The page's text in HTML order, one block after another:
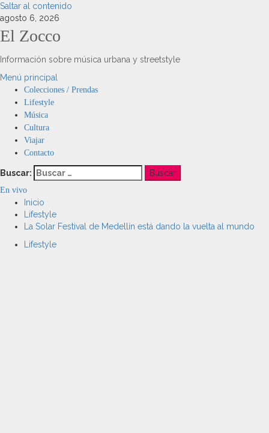
Saltar al contenido
agosto 6, 2026
El Zocco
Información sobre música urbana y streetstyle
Menú principal
Colecciones / Prendas
Lifestyle
Música
Cultura
Viajar
Contacto
Buscar:
En vivo
Inicio
Lifestyle
La Solar Festival de Medellín está dando la vuelta al mundo
Lifestyle